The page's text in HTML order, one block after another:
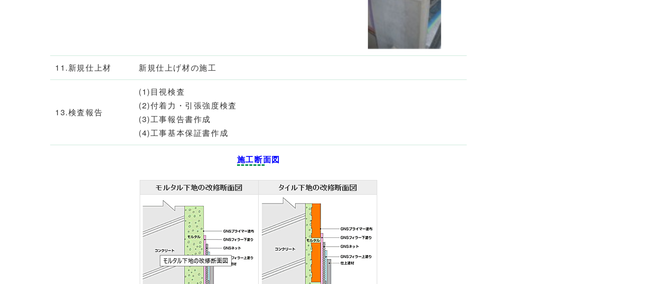
11.新規仕上材 新規仕上げ材の施工
13.検査報告
(1)目視検査
(2)付着力・引張強度検査
(3)工事報告書作成
(4)工事基本保証書作成
施工断面図